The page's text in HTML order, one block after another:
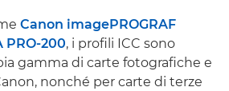
Canon imagePROGRAF
PRO-200, i profili ICC sono
gamma di carte fotografiche e
nonché per carte di terze